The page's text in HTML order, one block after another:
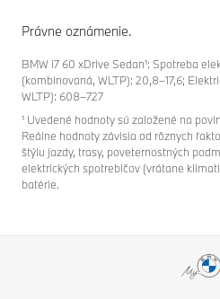
Právne oznámenie.
BMW i7 60 xDrive Sedan¹: Spotreba
(kombinovaná, WLTP): 20,8–17,6;
WLTP): 608–727
¹ Uvedené hodnoty sú založené na
Reálne hodnoty závisia od rôznych
štýlu jazdy, trasy, poveternostných
elektrických spotrebičov (vrátane
batérie.